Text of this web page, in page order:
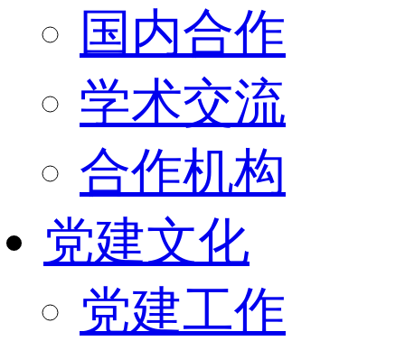
国内合作
学术交流
合作机构
党建文化
党建工作